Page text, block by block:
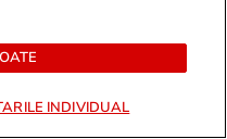
a
INDIVIDUAL